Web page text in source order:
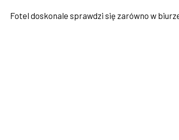
Fotel doskonale sprawdzi się zarówno w